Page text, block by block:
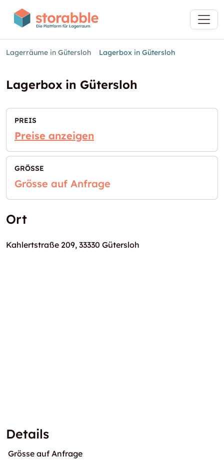
Lagerräume in Gütersloh Lagerbox in Gütersloh
Lagerbox in Gütersloh
PREIS
Preise anzeigen
GRÖSSE
Grösse auf Anfrage
Ort
Kahlertstraße 209, 33330 Gütersloh
Details
Grösse auf Anfrage